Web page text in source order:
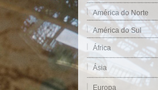
América do Norte
América do Sul
África
Ásia
Europa